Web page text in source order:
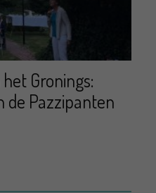
Gronings:
de Pazzipanten